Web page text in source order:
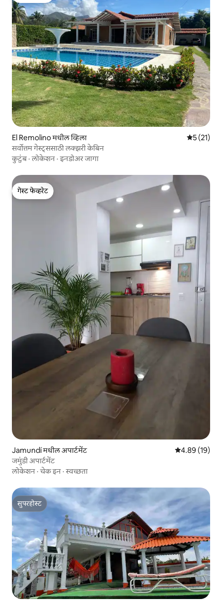
El Remolino मधील व्हिला 5 पैकी 5
5 (21)
सर्वोत्तम गेस्ट्ससाठी लक्झरी केबिन
कुटुंब·लोकेशन ·इनडोअर जागा
गेस्ट फेव्हरेट
गेस्ट फेव्हरेट
Jamundí मधील अपार्टमेंट 5 पैकी 4.89
4.89 (19)
जमुंडी अपार्टमेंट
लोकेशन ·चेक इन ·स्वच्छता
सुपरहोस्ट
सुपरहोस्ट